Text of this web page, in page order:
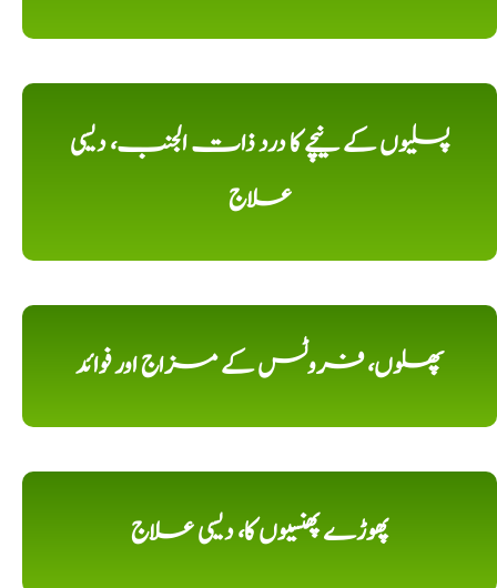
پسلیوں کے نیچے کا درد ذات الجنب، دیسی
علاج
پھلوں، فروٹس کے مزاج اور فوائد
پھوڑے پھنسیوں کا، دیسی علاج